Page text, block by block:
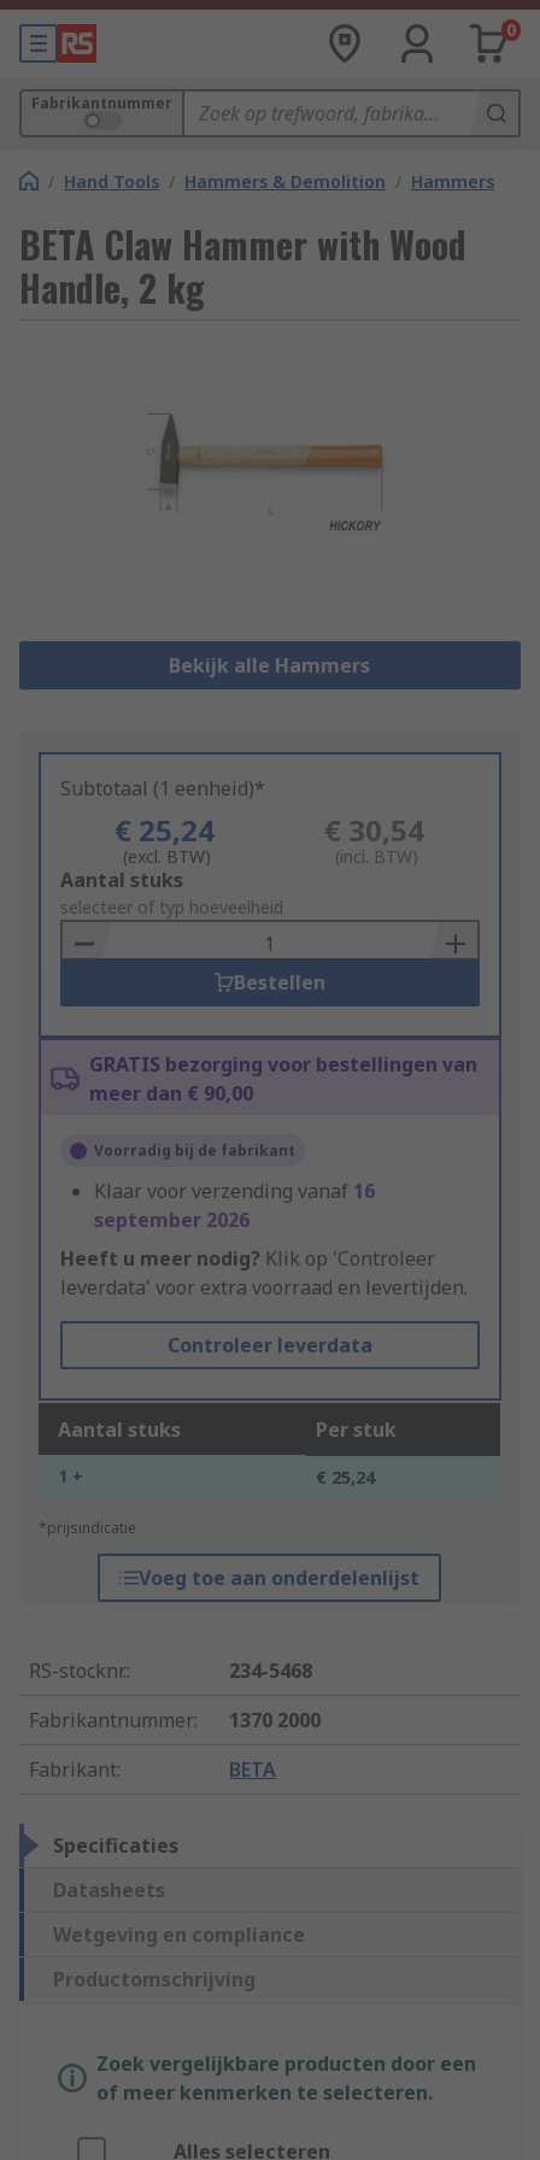
0
Fabrikantnummer
/ Hand Tools / Hammers & Demolition / Hammers
BETA Claw Hammer with Wood
Handle, 2 kg
Bekijk alle Hammers
Subtotaal (1 eenheid)*
€ 25,24
(excl. BTW)
€ 30,54
(incl. BTW)
Add
to
Basket
Aantal stuks
selecteer of typ hoeveelheid
Bestellen
GRATIS bezorging voor bestellingen van
meer dan € 90,00
Voorradig bij de fabrikant
Klaar voor verzending vanaf 16
september 2026
Heeft u meer nodig? Klik op 'Controleer
leverdata' voor extra voorraad en levertijden.
Controleer leverdata
Aantal stuks Per stuk
1 + € 25,24
*prijsindicatie
Voeg toe aan onderdelenlijst
RS-stocknr.:
234-5468
Fabrikantnummer:
1370 2000
Fabrikant: BETA
Specificaties
Datasheets
Wetgeving en compliance
Productomschrijving
Zoek vergelijkbare producten door een
of meer kenmerken te selecteren.
Alles selecteren